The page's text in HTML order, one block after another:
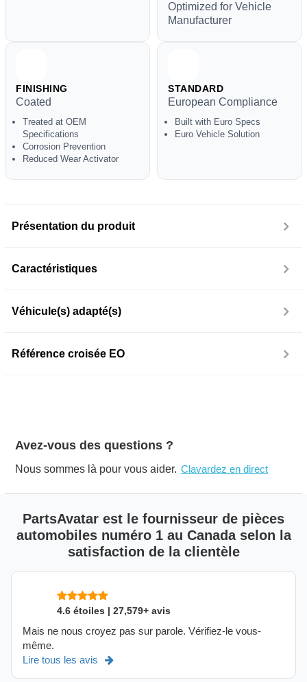
Optimized for Vehicle
Manufacturer
FINISHING
Coated
Treated at OEM
Specifications
Corrosion Prevention
Reduced Wear Activator
STANDARD
European Compliance
Built with Euro Specs
Euro Vehicle Solution
Présentation du produit
Caractéristiques
Véhicule(s) adapté(s)
Référence croisée EO
Avez-vous des questions ?
Nous sommes là pour vous aider. Clavardez en direct
PartsAvatar est le fournisseur de pièces
automobiles numéro 1 au Canada selon la
satisfaction de la clientèle
4.6 étoiles | 27,579+ avis
Mais ne nous croyez pas sur parole. Vérifiez-le vous-
même.
Lire tous les avis